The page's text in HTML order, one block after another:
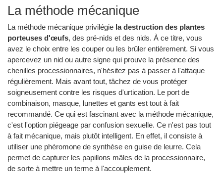
La méthode mécanique
La méthode mécanique privilégie la destruction des plantes
porteuses d'œufs, des pré-nids et des nids. À ce titre, vous
avez le choix entre les couper ou les brûler entièrement. Si vous
apercevez un nid ou autre signe qui prouve la présence des
chenilles processionnaires, n'hésitez pas à passer à l'attaque
régulièrement. Mais avant tout, tâchez de vous protéger
soigneusement contre les risques d'urtication. Le port de
combinaison, masque, lunettes et gants est tout à fait
recommandé. Ce qui est fascinant avec la méthode mécanique,
c'est l'option piégeage par confusion sexuelle. Ce n'est pas tout
à fait mécanique, mais plutôt intelligent. En effet, il consiste à
utiliser une phéromone de synthèse en guise de leurre. Cela
permet de capturer les papillons mâles de la processionnaire,
de sorte à mettre un terme à l'accouplement.